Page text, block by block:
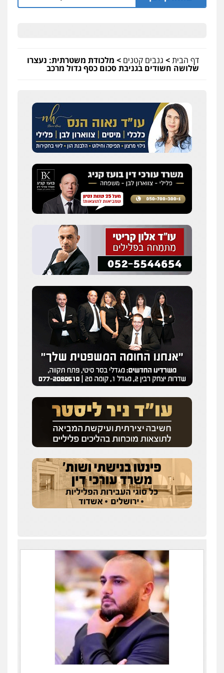
דף הבית> גנבים קטנים > מלכודת משטרתית: נעצרו
שלושה חשודים בגניבת סכום כסף גדול מרכב
0525060666
גיא זהבי משרד עורכי דין
פלילי משפחה
503456449
עו"ד איהאב ג'לג'ולי
פלילי מעצרים וחקירות עורכי דין לענייני
אסירים